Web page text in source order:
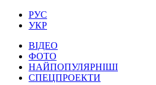
РУС
УКР
ВІДЕО
ФОТО
НАЙПОПУЛЯРНІШІ
СПЕЦПРОЕКТИ